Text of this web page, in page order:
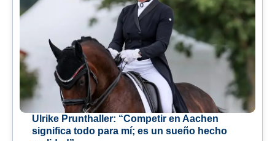
Ulrike Prunthaller: “Competir en Aachen
significa todo para mí; es un sueño hecho